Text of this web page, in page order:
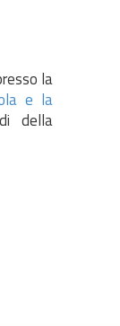
la
e la
della